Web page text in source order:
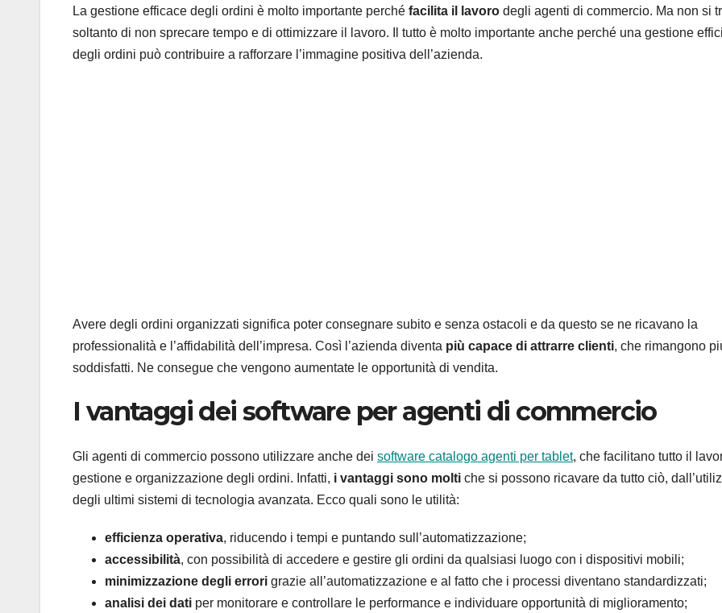
La gestione efficace degli ordini è molto importante perché facilita il lavoro degli agenti di commercio. Ma non si
soltanto di non sprecare tempo e di ottimizzare il lavoro. Il tutto è molto importante anche perché una gestione
degli ordini può contribuire a rafforzare l’immagine positiva dell’azienda.
Avere degli ordini organizzati significa poter consegnare subito e senza ostacoli e da questo se ne ricavano la
professionalità e l’affidabilità dell’impresa. Così l’azienda diventa più capace di attrarre clienti, che rimangono
soddisfatti. Ne consegue che vengono aumentate le opportunità di vendita.
I vantaggi dei software per agenti di commercio
Gli agenti di commercio possono utilizzare anche dei software catalogo agenti per tablet, che facilitano tutto il
gestione e organizzazione degli ordini. Infatti, i vantaggi sono molti che si possono ricavare da tutto ciò,
degli ultimi sistemi di tecnologia avanzata. Ecco quali sono le utilità:
efficienza operativa, riducendo i tempi e puntando sull’automatizzazione;
accessibilità, con possibilità di accedere e gestire gli ordini da qualsiasi luogo con i dispositivi mobili;
minimizzazione degli errori grazie all’automatizzazione e al fatto che i processi diventano standardizzati;
analisi dei dati per monitorare e controllare le performance e individuare opportunità di miglioramento;